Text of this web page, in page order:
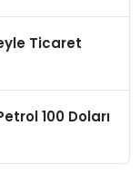
Ticaret
100 Doları